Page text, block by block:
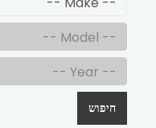
חיפוש